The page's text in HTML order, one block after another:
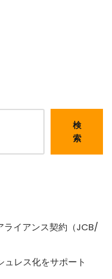
検
索
ライアンス契約（JCB/
ュレス化をサポート